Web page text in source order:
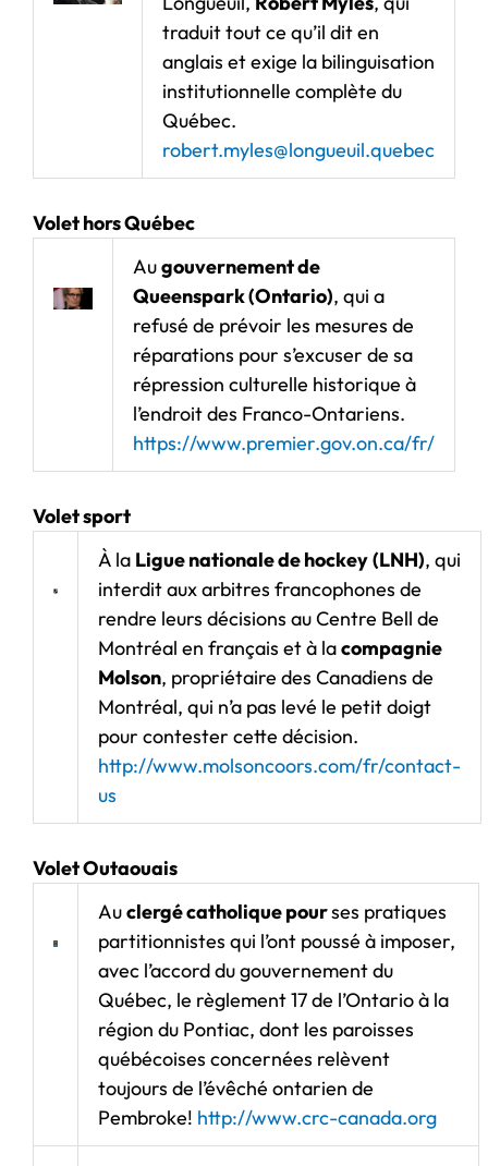
traduit tout ce qu’il dit en
anglais et exige la bilinguisation
institutionnelle complète du
Québec.
robert.myles@longueuil.quebec
Volet hors Québec
Augouvernement de
Queenspark (Ontario), qui a
refusé de prévoir les mesures de
réparations pour s’excuser de sa
répression culturelle historique à
l’endroit des Franco-Ontariens.
https://www.premier.gov.on.ca/fr/
Volet sport
À la Ligue nationale de hockey(LNH), qui
interdit aux arbitres francophones de
rendre leurs décisions au Centre Bell de
Montréal en français et à lacompagnie
Molson, propriétaire des Canadiens de
Montréal, qui n’a pas levé le petit doigt
pour contester cette décision.
http://www.molsoncoors.com/fr/contact-
us
Volet Outaouais
Auclergé catholique pourses pratiques
partitionnistes qui l’ont poussé à imposer,
avec l’accord du gouvernement du
Québec, le règlement 17 de l’Ontario à la
région du Pontiac, dont les paroisses
québécoises concernées relèvent
toujours de l’évêché ontarien de
Pembroke! http://www.crc-canada.org